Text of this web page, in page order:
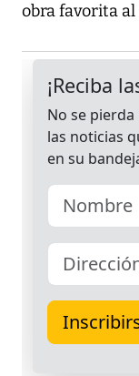
obra favorita al